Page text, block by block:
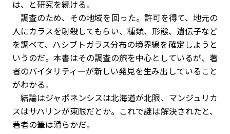
は、と研究を続ける。
調査のため、その地域を回った。許可を得て、地元の
人にカラスを射殺してもらい、種類、形態、遺伝子など
を調べて、ハシブトガラス分布の境界線を確定しようと
いうのだ。本書はその調査の旅を中心としているが、著
者のバイタリティーが新しい発見を生み出していること
がわかる。
結論はジャポネンシスは北海道が北限、マンジュリカ
スはサハリンが東限だとか。これで謎は解決されたと、
著者の筆は滑らかだ。